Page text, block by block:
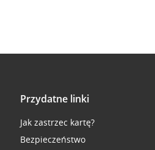
Przydatne linki
Jak zastrzec kartę?
Bezpieczeństwo